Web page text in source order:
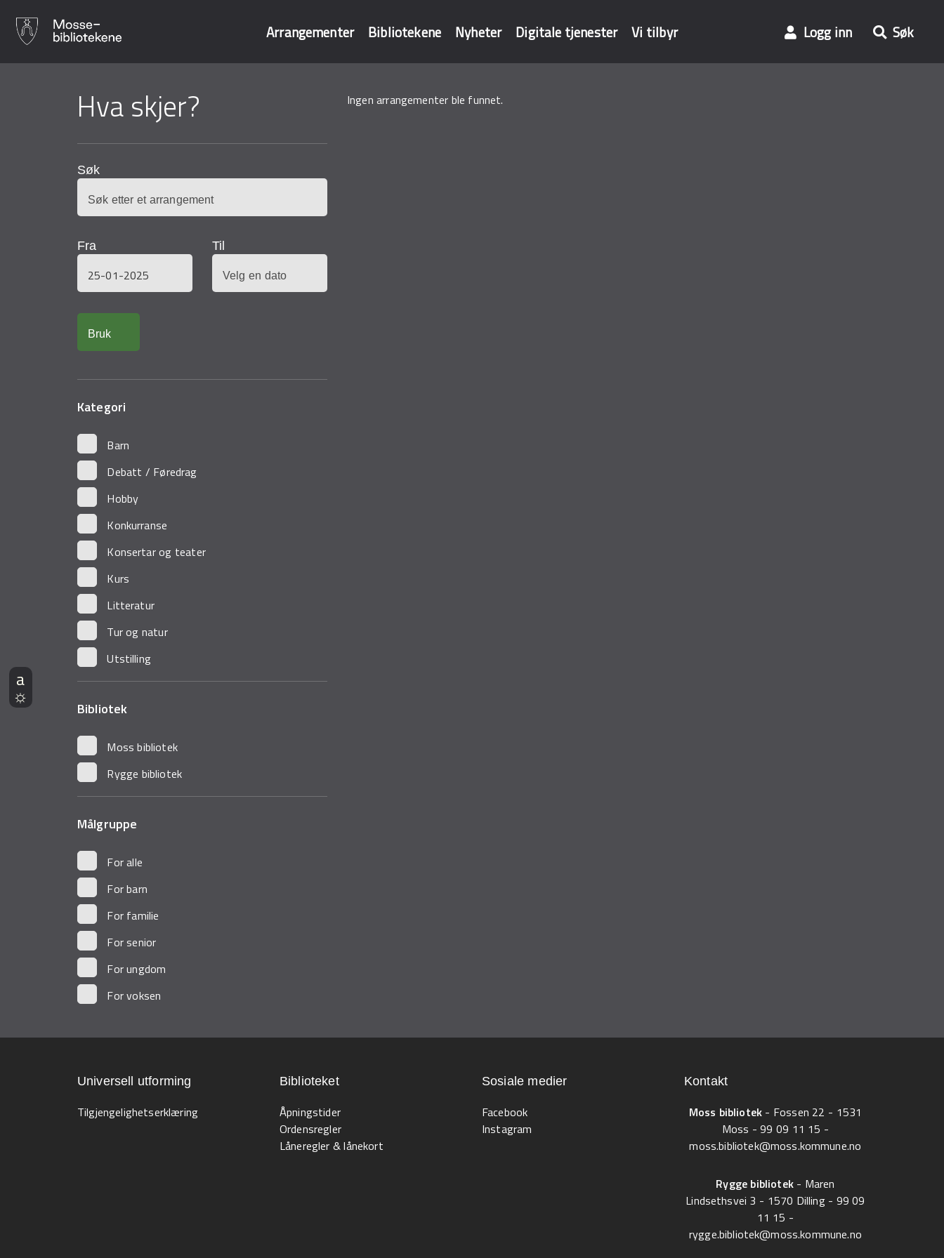
Arrangementer Bibliotekene Nyheter Digitale tjenester Vi tilbyr Logg inn Søk
Hva skjer?
Søk
Fra
Til
Kategori
Barn
Debatt / Føredrag
Hobby
Konkurranse
Konsertar og teater
Kurs
Litteratur
Tur og natur
Utstilling
Bibliotek
Moss bibliotek
Rygge bibliotek
Målgruppe
For alle
For barn
For familie
For senior
For ungdom
For voksen
Ingen arrangementer ble funnet.
Universell utforming
Tilgjengelighetserklæring
Biblioteket
Åpningstider
Ordensregler
Låneregler & lånekort
Sosiale medier
Facebook
Instagram
Kontakt
Moss bibliotek - Fossen 22 - 1531
Moss -99 09 11 15 -
moss.bibliotek@moss.kommune.no
Rygge bibliotek- Maren
Lindsethsvei 3 - 1570 Dilling - 99 09
11 15 -
rygge.bibliotek@moss.kommune.no